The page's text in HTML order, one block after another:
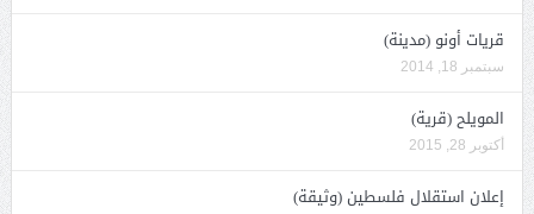
قريات أونو (مدينة)
سبتمبر 18, 2014
المويلح (قرية)
أكتوبر 28, 2015
إعلان استقلال فلسطين (وثيقة)